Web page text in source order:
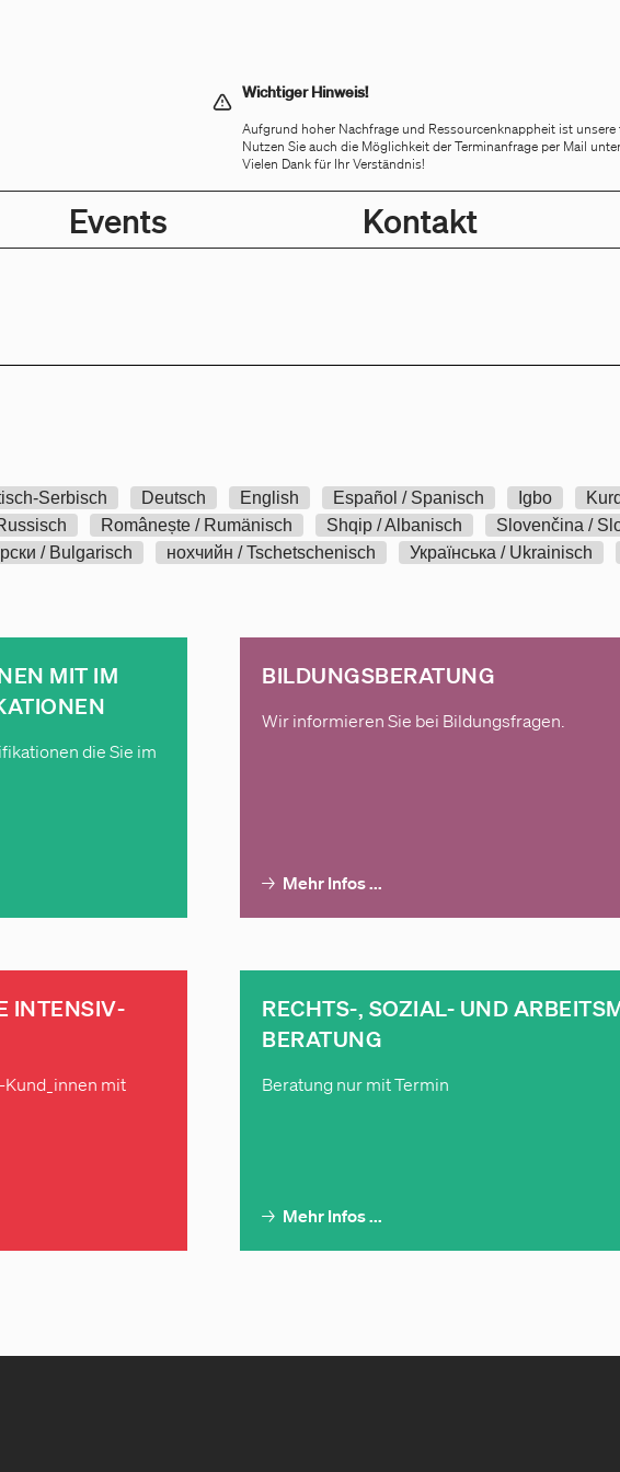
Wichtiger Hinweis!
Aufgrund hoher Nachfrage und Ressourcenknappheit ist
Nutzen Sie auch die Möglichkeit der Terminanfrage per Mail
Vielen Dank für Ihr Verständnis!
Events Kontakt
Serbisch Deutsch English Español / Spanisch Igbo
Românește / Rumänisch Shqip / Albanisch Slovenčina /
/ Bulgarisch нохчийн / Tschetschenisch Українська / Ukrainisch
MIT IM
die Sie im
BILDUNGSBERATUNG
Wir informieren Sie bei Bildungsfragen.
→ Mehr Infos ...
INTENSIV­
mit
RECHTS-, SOZIAL- UND
BERATUNG
Beratung nur mit Termin
→ Mehr Infos ...